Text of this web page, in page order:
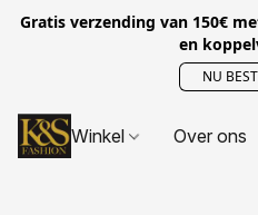
Gratis verzending van 150€
en
NU
Winkel Over ons